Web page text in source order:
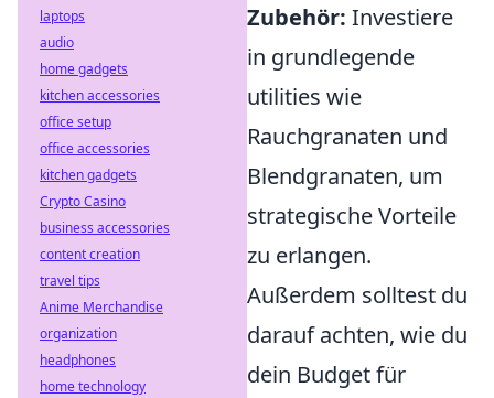
Zubehör: Investiere
in grundlegende
utilities wie
Rauchgranaten und
Blendgranaten, um
strategische Vorteile
zu erlangen.
Außerdem solltest du
darauf achten, wie du
dein Budget für
laptops
audio
home gadgets
kitchen accessories
office setup
office accessories
kitchen gadgets
Crypto Casino
business accessories
content creation
travel tips
Anime Merchandise
organization
headphones
home technology